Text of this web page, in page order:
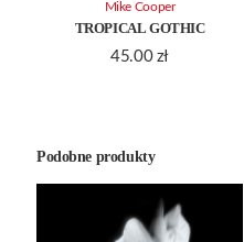
TROPICAL GOTHIC
45.00 zł
Mike Cooper
Podobne produkty